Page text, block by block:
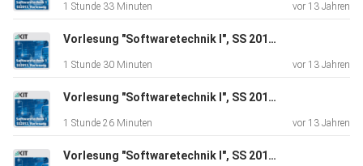
1 Stunde 33 Minuten vor 13 Jahren
Vorlesung "Softwaretechnik I", SS 2013, gehalten am 15.07.2013
1 Stunde 30 Minuten vor 13 Jahren
Vorlesung "Softwaretechnik I", SS 2013, gehalten am 10.07.2013
1 Stunde 26 Minuten vor 13 Jahren
Vorlesung "Softwaretechnik I", SS 2013, gehalten am 03.07.2013